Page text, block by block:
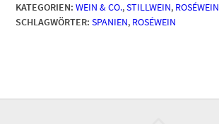
KATEGORIEN: WEIN & CO.,STILLWEIN, ROSÉWEIN
SCHLAGWÖRTER: SPANIEN, ROSÉWEIN